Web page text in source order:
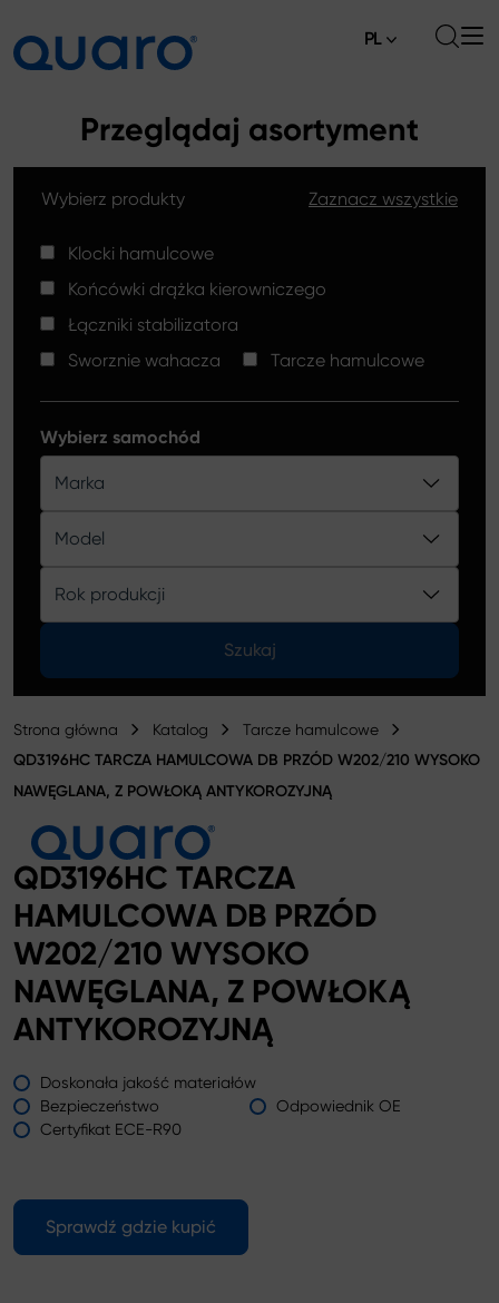
Klocki hamulcowe
Tarcze hamulcowe High Carbon
Końcówki drążków kierowniczych
Klocki hamulcowe Silver Ceramic
Katalog
Aktualności
Gdzie kupić
Kontakt
PL
Przeglądaj asortyment
Wybierz produkty Zaznacz wszystkie
Klocki hamulcowe
Końcówki drążka kierowniczego
Łączniki stabilizatora
Sworznie wahacza
Tarcze hamulcowe
Wybierz samochód
Marka
Model
Rok produkcji
Szukaj
Strona główna Katalog Tarcze hamulcowe
QD3196HC TARCZA HAMULCOWA DB PRZÓD W202/210 WYSOKO
NAWĘGLANA, Z POWŁOKĄ ANTYKOROZYJNĄ
QD3196HC TARCZA
HAMULCOWA DB PRZÓD
W202/210 WYSOKO
NAWĘGLANA, Z POWŁOKĄ
ANTYKOROZYJNĄ
Doskonała jakość materiałów
Bezpieczeństwo
Odpowiednik OE
Certyfikat ECE-R90
Sprawdź gdzie kupić